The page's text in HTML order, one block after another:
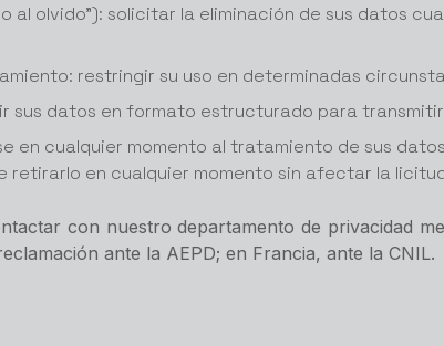
al olvido”): solicitar la eliminación de sus datos
restringir su uso en determinadas
sus datos en formato estructurado para
en cualquier momento al tratamiento de sus
retirarlo en cualquier momento sin afectar la
con nuestro departamento de privacidad
ante la AEPD; en Francia, ante la CNIL.